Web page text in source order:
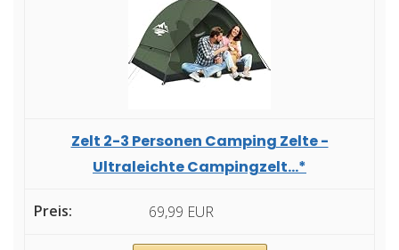
Zelt 2-3 Personen Camping Zelte -
Ultraleichte Campingzelt...*
69,99 EUR